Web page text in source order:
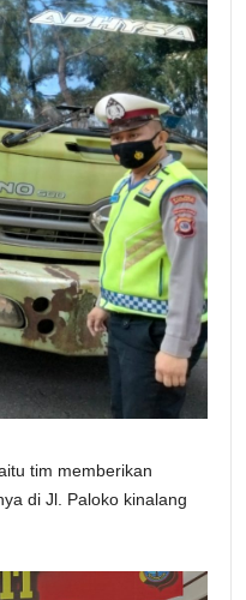
tim memberikan
di Jl. Paloko kinalang